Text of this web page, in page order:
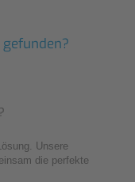
Unsere
die perfekte